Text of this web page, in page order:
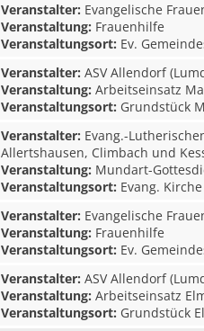
Veranstalter: Evangelische
Veranstaltung: Frauenhilfe
Veranstaltungsort: Ev.
Veranstalter: ASV Allendorf
Veranstaltung: Arbeitseinsatz
Veranstaltungsort: Grundstück
Veranstalter: Evang.-
Allertshausen, Climbach und
Veranstaltung: Mundart-
Veranstaltungsort: Evang.
Veranstalter: Evangelische
Veranstaltung: Frauenhilfe
Veranstaltungsort: Ev.
Veranstalter: ASV Allendorf
Veranstaltung: Arbeitseinsatz
Veranstaltungsort: Grundstück